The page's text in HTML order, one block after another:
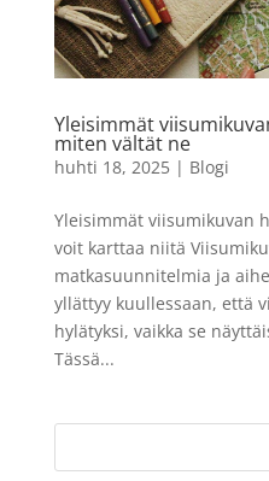
Yleisimmät
miten vältät ne
huhti 18, 2025| Blogi
Yleisimmät viisumikuvan
voit karttaa niitä
matkasuunnitelmia ja
yllättyy kuullessaan, että
hylätyksi, vaikka se
Tässä...